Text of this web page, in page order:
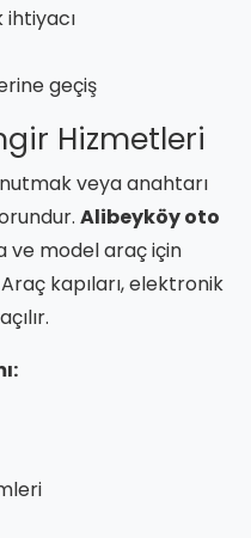
ihtiyacı
geçiş
Hizmetleri
veya anahtarı
Alibeyköy oto
ve model araç için
kapıları, elektronik